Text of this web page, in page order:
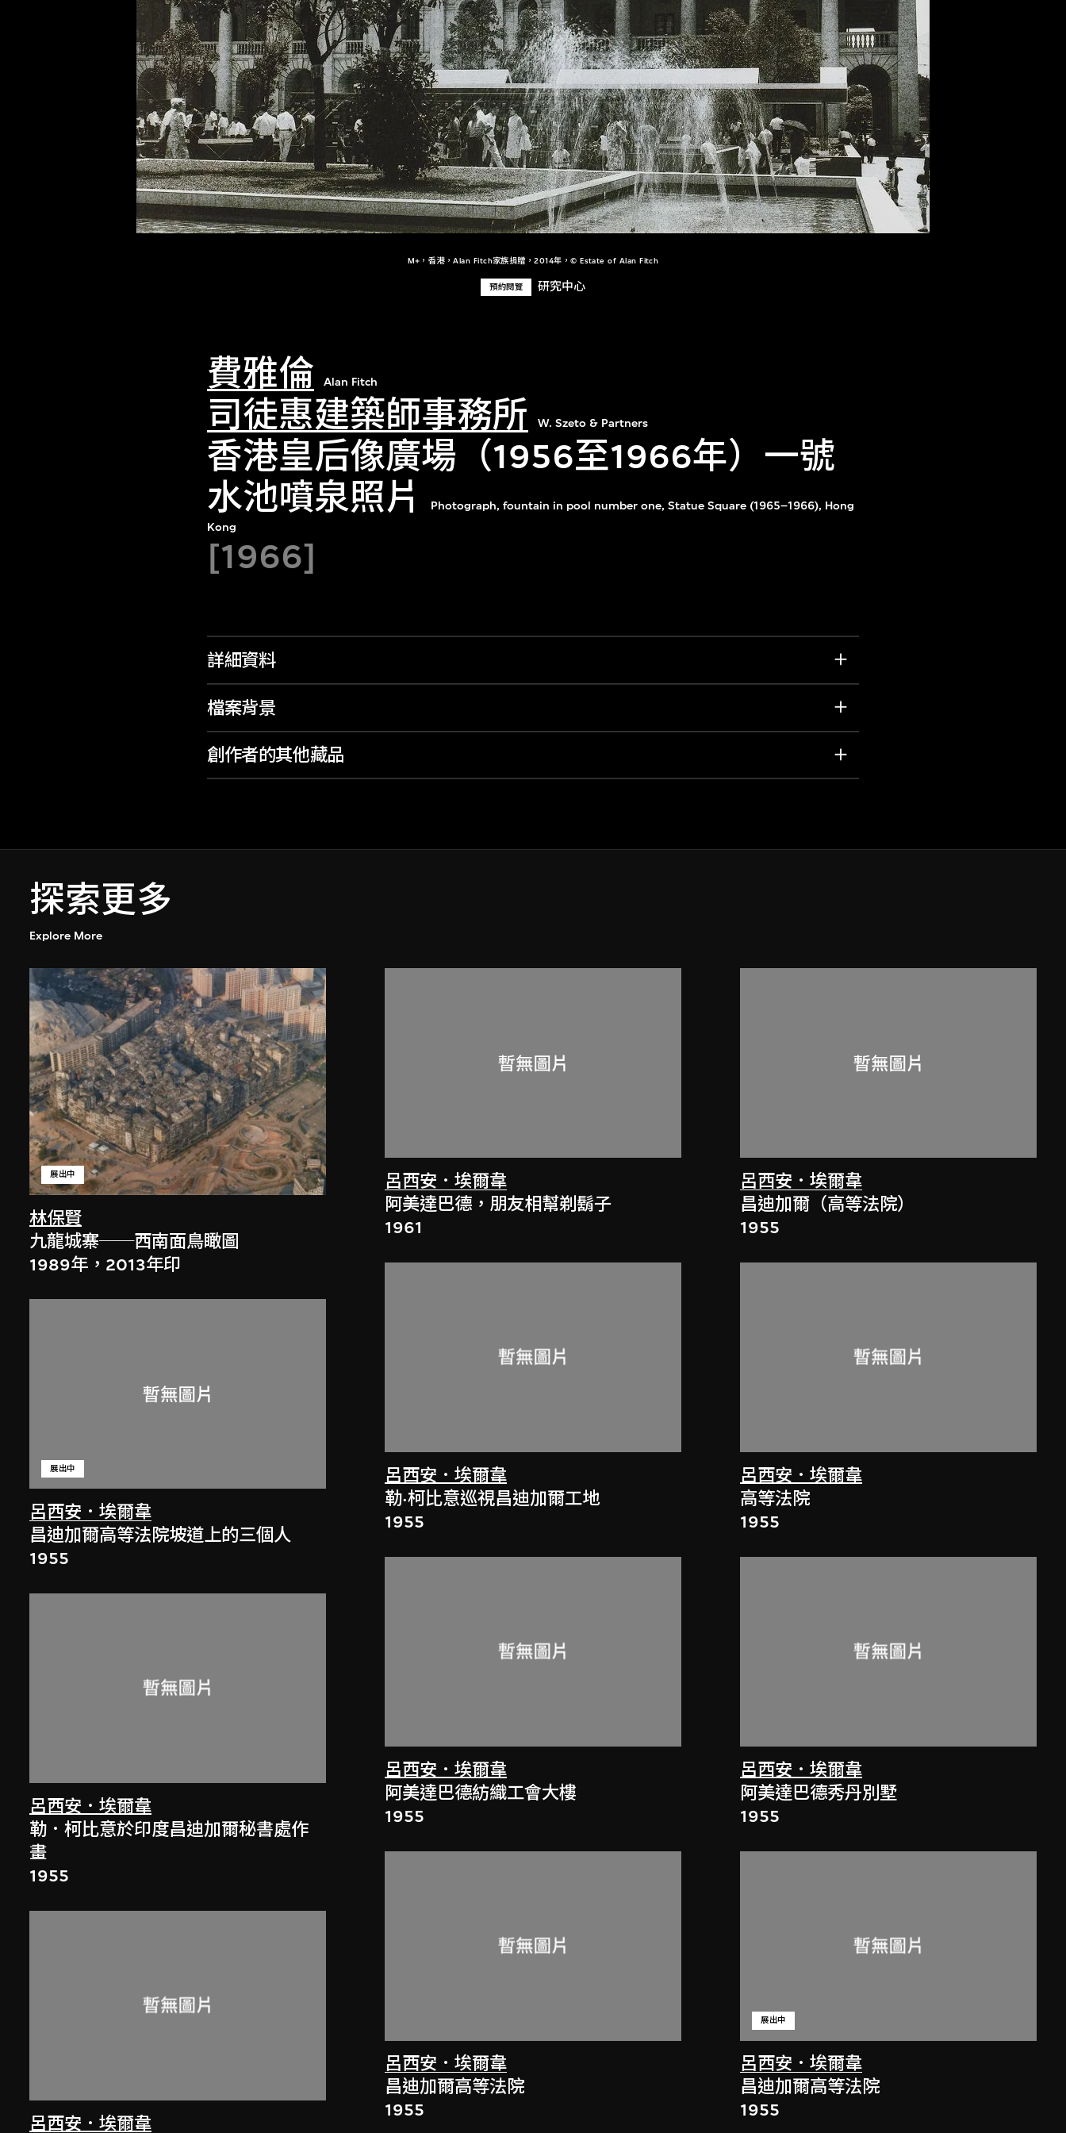
M+，香港，Alan Fitch家族捐贈，2014年，© Estate of Alan Fitch
預約閱覽 研究中心
費雅倫 Alan Fitch
司徒惠建築師事務所 W. Szeto & Partners
香港皇后像廣場（1956至1966年）一號
水池噴泉照片
Photograph, fountain in pool number one, Statue Square (1965–1966), Hong
Kong
[1966]
詳細資料
檔案背景
創作者的其他藏品
探索更多
Explore More
林保賢
展出中
九龍城寨──西南面鳥瞰圖
1989年，2013年印
呂西安．埃爾韋
展出中
昌迪加爾高等法院坡道上的三個人
1955
呂西安．埃爾韋
勒．柯比意於印度昌迪加爾秘書處作
畫
1955
呂西安．埃爾韋
呂西安．埃爾韋
阿美達巴德，朋友相幫剃鬍子
1961
呂西安．埃爾韋
勒·柯比意巡視昌迪加爾工地
1955
呂西安．埃爾韋
阿美達巴德紡織工會大樓
1955
呂西安．埃爾韋
昌迪加爾高等法院
1955
呂西安．埃爾韋
昌迪加爾（高等法院）
1955
呂西安．埃爾韋
高等法院
1955
呂西安．埃爾韋
阿美達巴德秀丹別墅
1955
呂西安．埃爾韋
展出中
昌迪加爾高等法院
1955